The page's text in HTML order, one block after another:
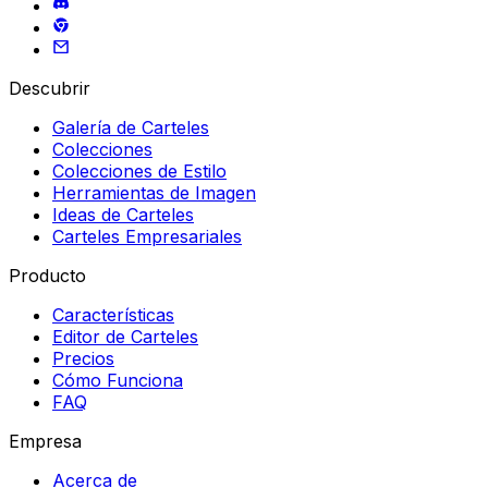
Descubrir
Galería de Carteles
Colecciones
Colecciones de Estilo
Herramientas de Imagen
Ideas de Carteles
Carteles Empresariales
Producto
Características
Editor de Carteles
Precios
Cómo Funciona
FAQ
Empresa
Acerca de